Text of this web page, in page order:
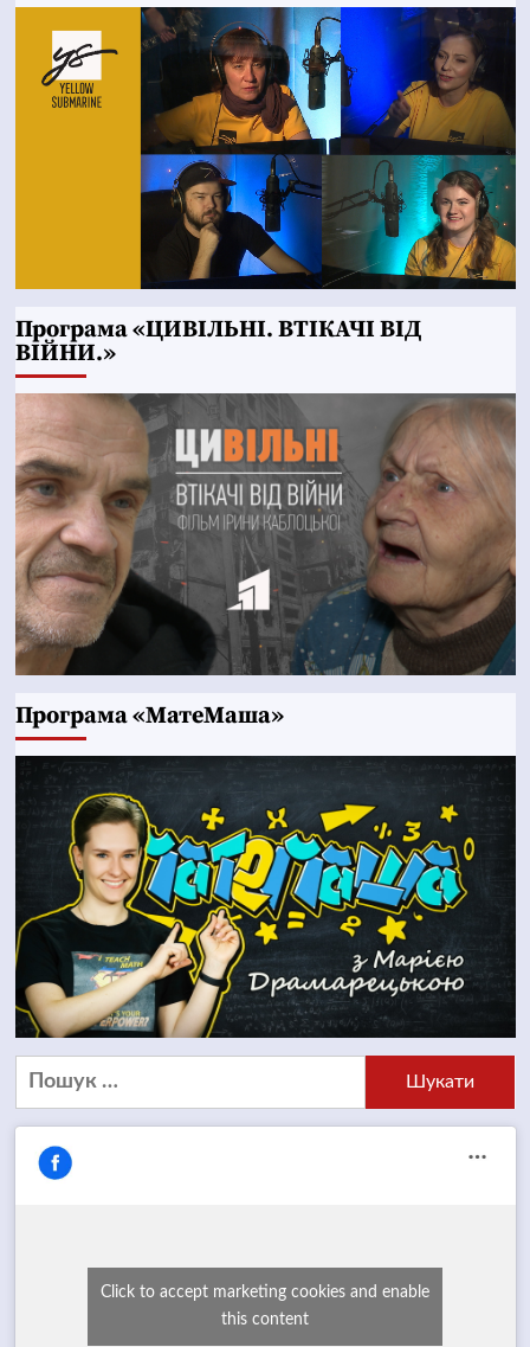
Програма «ЦИВІЛЬНІ. ВТІКАЧІ ВІД
ВІЙНИ.»
Програма «МатеМаша»
Пошук:
Click to accept marketing cookies and enable
this content